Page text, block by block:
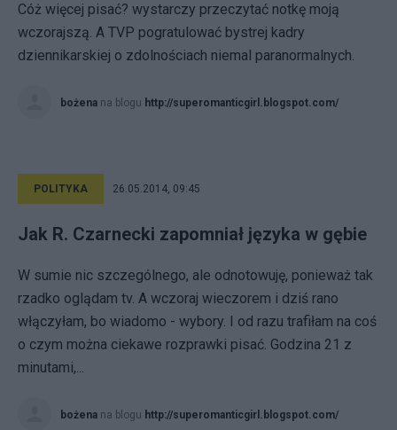
Cóż więcej pisać? wystarczy przeczytać notkę moją
wczorajszą. A TVP pogratulować bystrej kadry
dziennikarskiej o zdolnościach niemal paranormalnych.
bożena na blogu http://superomanticgirl.blogspot.com/
POLITYKA 26.05.2014, 09:45
Jak R. Czarnecki zapomniał języka w gębie
W sumie nic szczególnego, ale odnotowuję, ponieważ tak
rzadko oglądam tv. A wczoraj wieczorem i dziś rano
włączyłam, bo wiadomo - wybory. I od razu trafiłam na coś
o czym można ciekawe rozprawki pisać. Godzina 21 z
minutami,...
bożena na blogu http://superomanticgirl.blogspot.com/